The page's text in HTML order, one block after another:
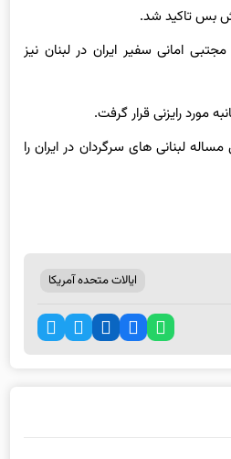
بس تاکید شد.
امانی سفیر ایران در لبنان نیز
مورد رایزنی قرار گرفت.
لبنانی های سرگردان در ایران را
ایالات متحده آمریکا